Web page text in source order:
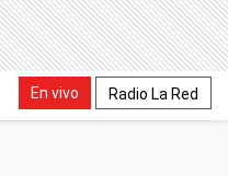
En vivo Radio La Red